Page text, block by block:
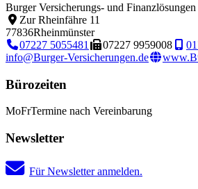
Burger Versicherungs- und
Zur Rheinfähre 11
77836Rheinmünster
07227 5055481
07227 9959008
info@Burger-Versicherungen.de
Bürozeiten
MoFrTermine nach Vereinbarung
Newsletter
Für Newsletter anmelden.